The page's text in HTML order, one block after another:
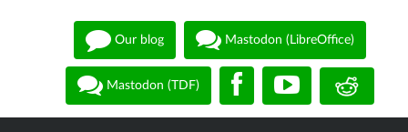
Our blog Mastodon (LibreOffice)
Mastodon (TDF)